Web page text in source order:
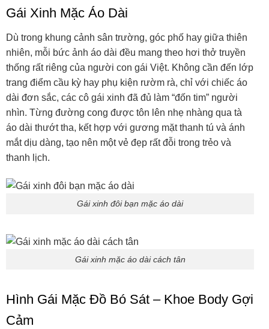
Gái Xinh Mặc Áo Dài
Dù trong khung cảnh sân trường, góc phố hay giữa thiên
nhiên, mỗi bức ảnh áo dài đều mang theo hơi thở truyền
thống rất riêng của người con gái Việt. Không cần đến lớp
trang điểm cầu kỳ hay phụ kiện rườm rà, chỉ với chiếc áo
dài đơn sắc, các cô gái xinh đã đủ làm “đốn tim” người
nhìn. Từng đường cong được tôn lên nhẹ nhàng qua tà
áo dài thướt tha, kết hợp với gương mặt thanh tú và ánh
mắt dịu dàng, tạo nên một vẻ đẹp rất đỗi trong trẻo và
thanh lịch.
Gái xinh đôi bạn mặc áo dài
Gái xinh mặc áo dài cách tân
Hình Gái Mặc Đồ Bó Sát – Khoe Body Gợi
Cảm